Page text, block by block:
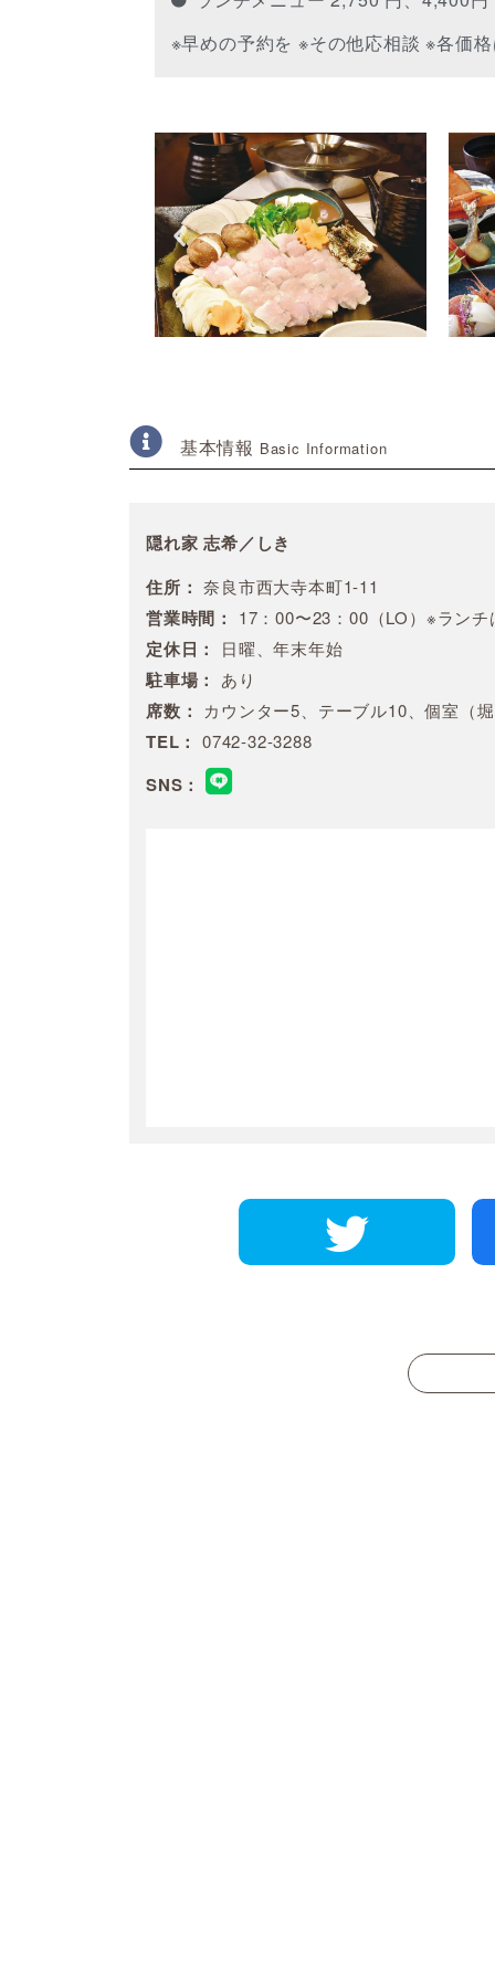
※早めの予約を ※その他応相談 ※各価
基本情報 Basic Information
隠れ家 志希／しき
住所： 奈良市西大寺本町1-11
営業時間： 17：00〜23：00（LO）※ラン
定休日： 日曜、年末年始
駐車場： あり
席数： カウンター5、テーブル10、個室（
TEL： 0742-32-3288
SNS：